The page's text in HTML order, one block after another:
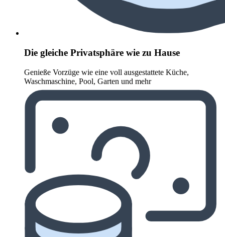
Die gleiche Privatsphäre wie zu Hause
Genieße Vorzüge wie eine voll ausgestattete Küche,
Waschmaschine, Pool, Garten und mehr